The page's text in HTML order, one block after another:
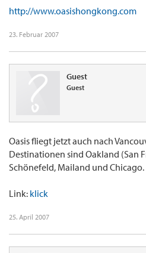
http://www.oasishongkong.com
23. Februar 2007
Guest
Guest
Oasis fliegt jetzt auch nach
Destinationen sind Oakland (San
Schönefeld, Mailand und Chicago.
Link: klick
25. April 2007